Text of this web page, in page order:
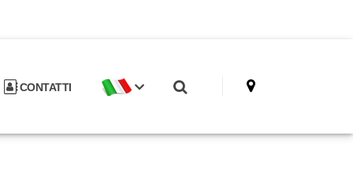
CONTATTI